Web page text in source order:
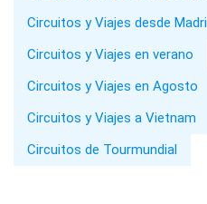
Circuitos y Viajes desde
Circuitos y Viajes en verano
Circuitos y Viajes en Agosto
Circuitos y Viajes a Vietnam
Circuitos de Tourmundial